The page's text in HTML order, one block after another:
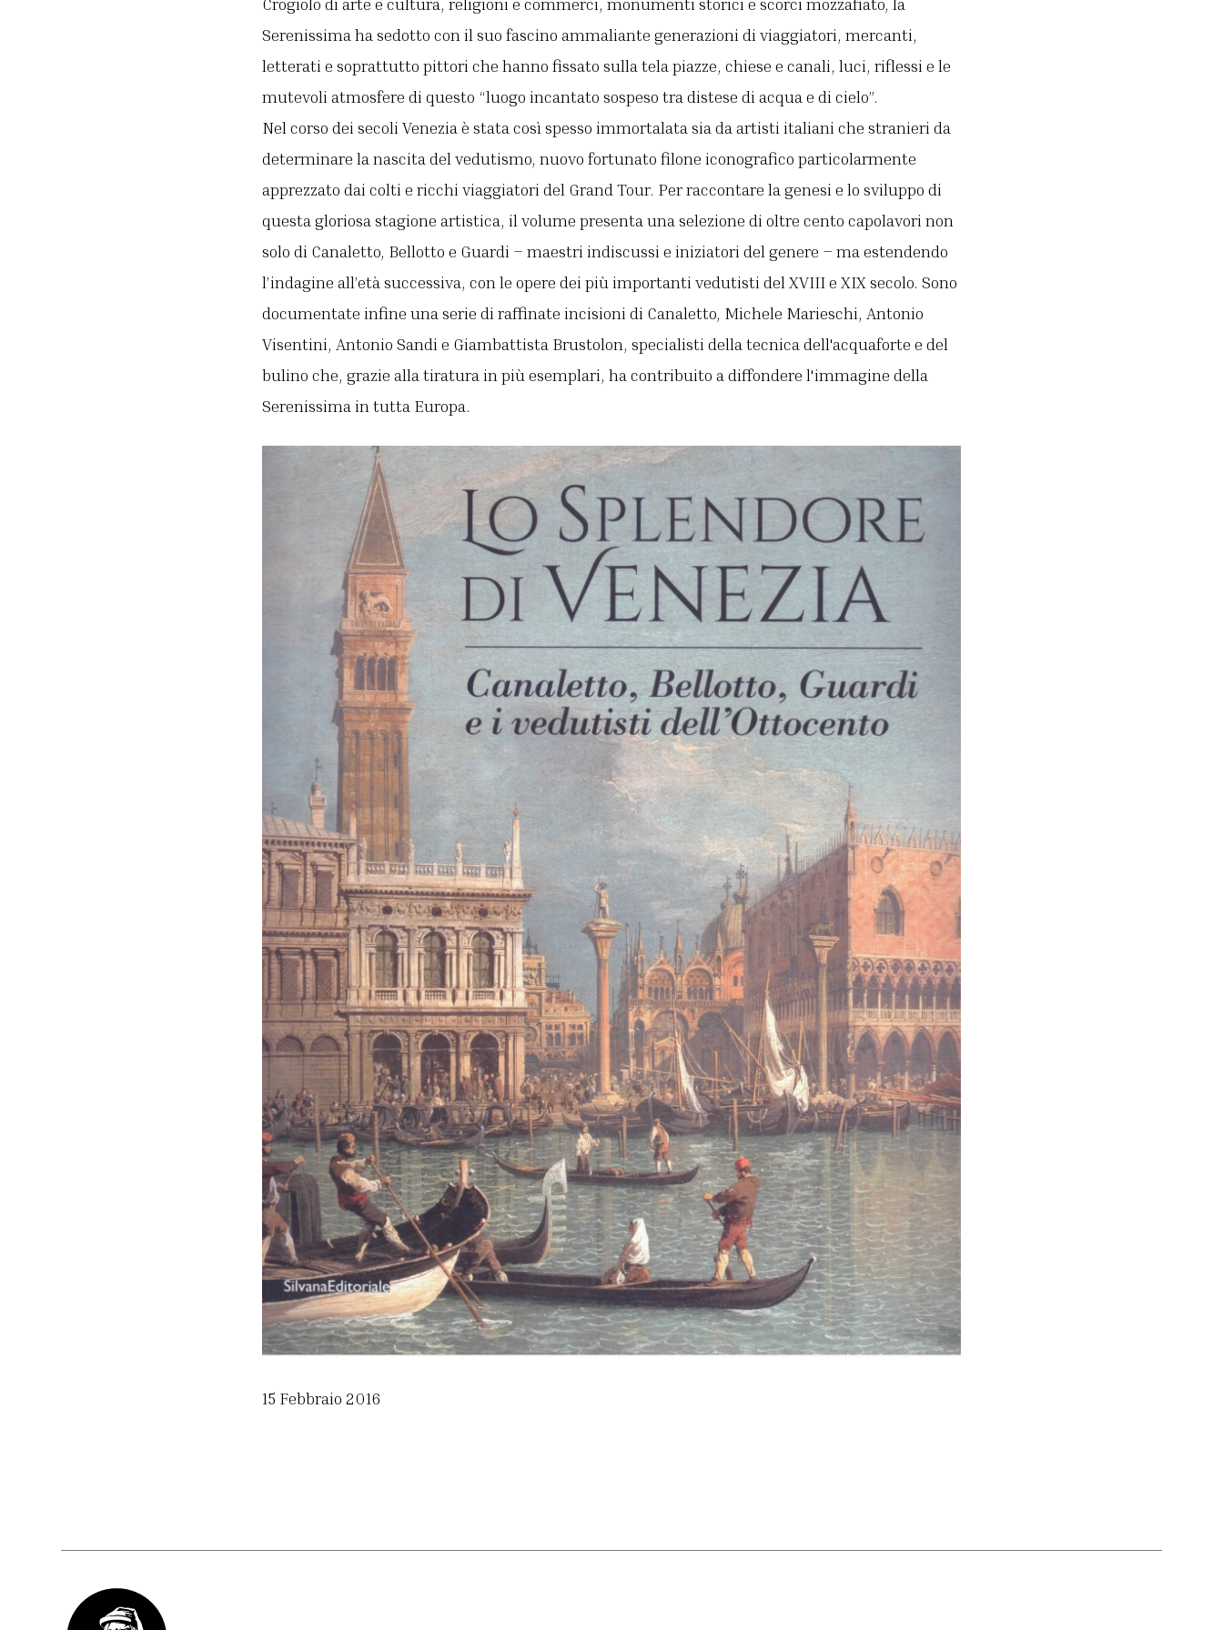
Serenissima ha sedotto con il suo fascino ammaliante generazioni di viaggiatori, mercanti,
letterati e soprattutto pittori che hanno fissato sulla tela piazze, chiese e canali, luci, riflessi e le
mutevoli atmosfere di questo “luogo incantato sospeso tra distese di acqua e di cielo”.
Nel corso dei secoli Venezia è stata così spesso immortalata sia da artisti italiani che stranieri da
determinare la nascita del vedutismo, nuovo fortunato filone iconografico particolarmente
apprezzato dai colti e ricchi viaggiatori del Grand Tour. Per raccontare la genesi e lo sviluppo di
questa gloriosa stagione artistica, il volume presenta una selezione di oltre cento capolavori non
solo di Canaletto, Bellotto e Guardi – maestri indiscussi e iniziatori del genere – ma estendendo
l’indagine all’età successiva, con le opere dei più importanti vedutisti del XVIII e XIX secolo. Sono
documentate infine una serie di raffinate incisioni di Canaletto, Michele Marieschi, Antonio
Visentini, Antonio Sandi e Giambattista Brustolon, specialisti della tecnica dell'acquaforte e del
bulino che, grazie alla tiratura in più esemplari, ha contribuito a diffondere l'immagine della
Serenissima in tutta Europa.
15 Febbraio 2016